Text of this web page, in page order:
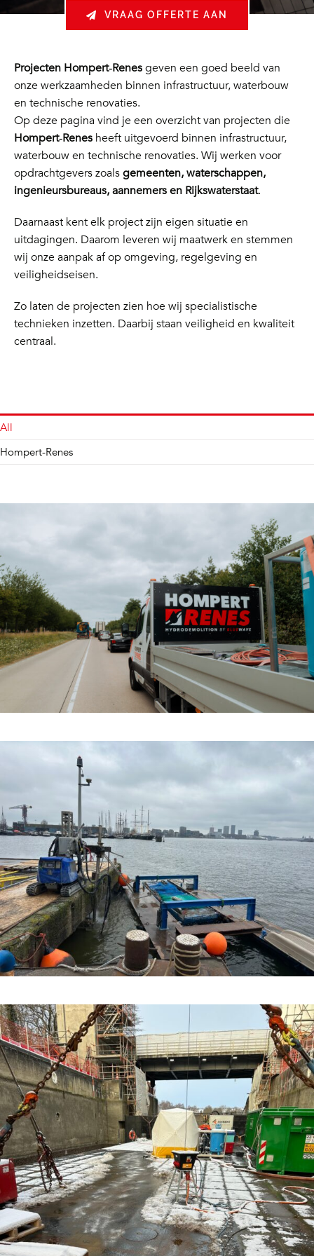
VRAAG OFFERTE AAN
Projecten Hompert‑Renesgeven een goed beeld van
onze werkzaamheden binnen infrastructuur, waterbouw
en technische renovaties.
Op deze pagina vind je een overzicht van projecten die
Hompert‑Renesheeft uitgevoerd binnen infrastructuur,
waterbouw en technische renovaties. Wij werken voor
opdrachtgevers zoalsgemeenten, waterschappen,
ingenieursbureaus, aannemers en Rijkswaterstaat.
Daarnaast kent elk project zijn eigen situatie en
uitdagingen. Daarom leveren wij maatwerk en stemmen
wij onze aanpak af op omgeving, regelgeving en
veiligheidseisen.
Zo laten de projecten zien hoe wij specialistische
technieken inzetten. Daarbij staan veiligheid en kwaliteit
centraal.
All
Hompert-Renes